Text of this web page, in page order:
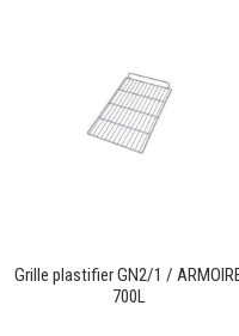
Grille plastifier GN2/1 /
700L